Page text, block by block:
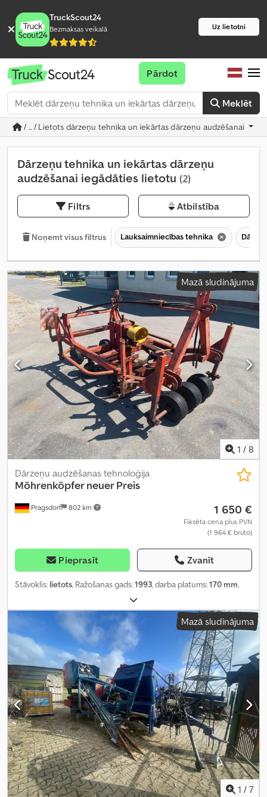
TruckScout24
Bezmaksas veikalā Uz lietotni
Meklēt
Pārdot
/ ... / Lietots dārzeņu tehnika un iekārtas dārzeņu audzēšanai
Dārzeņu tehnika un iekārtas dārzeņu
audzēšanai iegādāties lietotu (2)
Filtrs Atbilstība
Noņemt visus filtrus Lauksaimniecības tehnika
Mazā sludinājuma
1 / 8
Pragsdorf 802 km
Dārzeņu audzēšanas tehnoloģija
Möhrenköpfer neuer Preis
1 650 €
Fiksēta cena plus PVN
(1 964 € bruto)
Pieprasīt Zvanīt
Stāvoklis: lietots, Ražošanas gads:1993, darba platums:170 mm,
Mazā sludinājuma
1 / 7